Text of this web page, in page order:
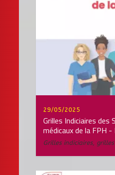
29/05/2025
Grilles Indiciaires des
médicaux de la FPH
Grilles indiciaires,